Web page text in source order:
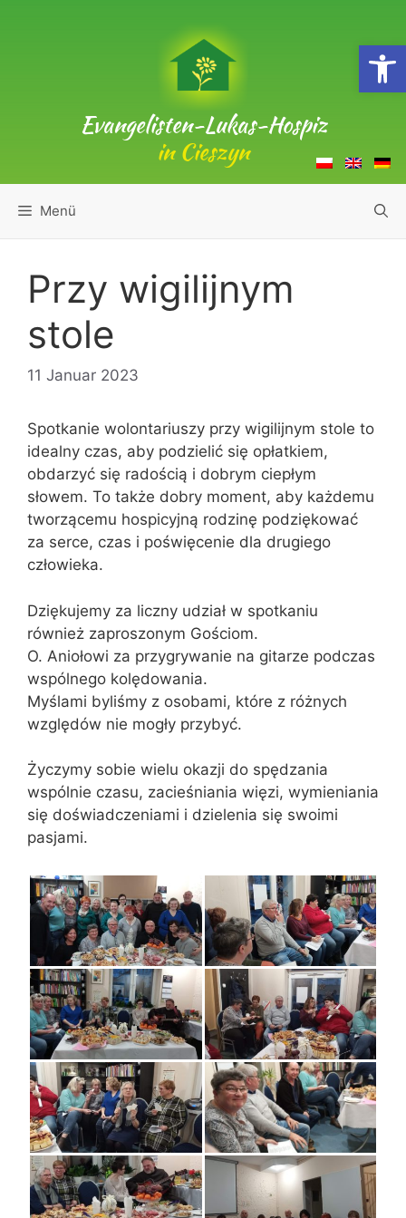
Evangelisten-Lukas-Hospiz
in Cieszyn
Menü
Przy wigilijnym
stole
11 Januar 2023
Spotkanie wolontariuszy przy wigilijnym stole to
idealny czas, aby podzielić się opłatkiem,
obdarzyć się radością i dobrym ciepłym
słowem. To także dobry moment, aby każdemu
tworzącemu hospicyjną rodzinę podziękować
za serce, czas i poświęcenie dla drugiego
człowieka.
Dziękujemy za liczny udział w spotkaniu
również zaproszonym Gościom.
O. Aniołowi za przygrywanie na gitarze podczas
wspólnego kolędowania.
Myślami byliśmy z osobami, które z różnych
względów nie mogły przybyć.
Życzymy sobie wielu okazji do spędzania
wspólnie czasu, zacieśniania więzi, wymieniania
się doświadczeniami i dzielenia się swoimi
pasjami.